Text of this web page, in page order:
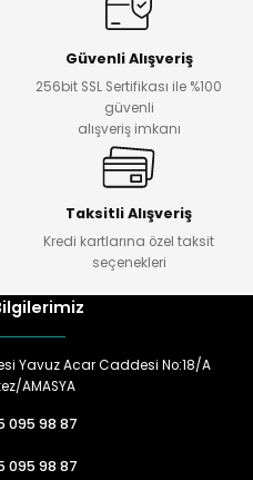
Güvenli Alışveriş
256bit SSL Sertifikası ile %100
güvenli
alışveriş imkanı
Taksitli Alışveriş
Kredi kartlarına özel taksit
seçenekleri
Yavuz Acar Caddesi No:18/A
AMASYA
095 98 87
095 98 87